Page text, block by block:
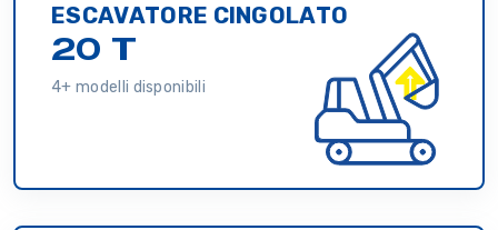
ESCAVATORE CINGOLATO
20 T
4+ modelli disponibili